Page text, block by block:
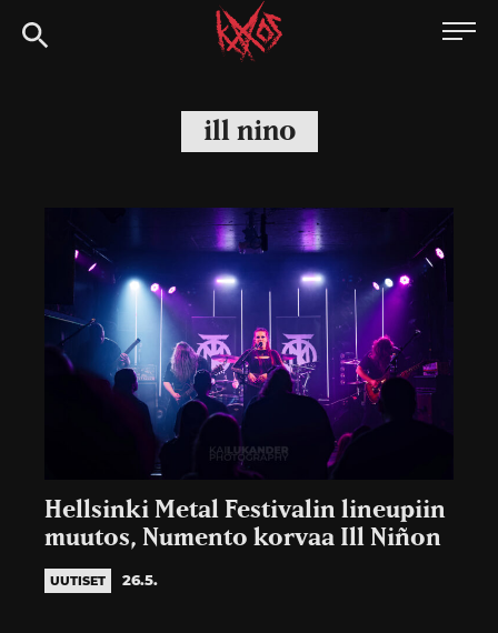
Siirry
suoraan
Kaaoszine
ill nino
Hellsinki Metal Festivalin lineupiin
muutos, Numento korvaa Ill Niñon
UUTISET 26.5.